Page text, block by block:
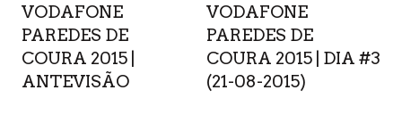
VODAFONE
PAREDES DE
COURA 2015 |
ANTEVISÃO
VODAFONE
PAREDES DE
COURA 2015 | DIA #3
(21-08-2015)